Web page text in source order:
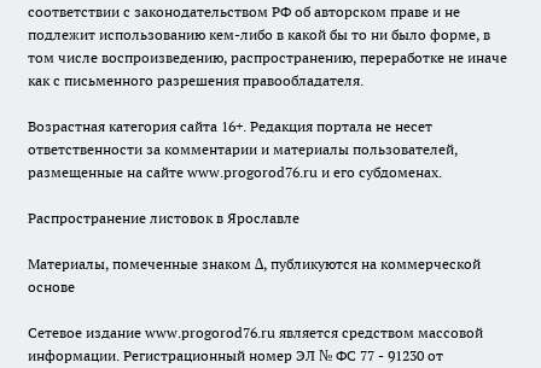
соответствии с законодательством РФ об авторском праве и не
подлежит использованию кем-либо в какой бы то ни было форме, в
том числе воспроизведению, распространению, переработке не иначе
как с письменного разрешения правообладателя.
Возрастная категория сайта 16+. Редакция портала не несет
ответственности за комментарии и материалы пользователей,
размещенные на сайте www.progorod76.ru и его субдоменах.
Распространение листовок в Ярославле
Материалы, помеченные знаком ∆, публикуются на коммерческой
основе
Сетевое издание www.progorod76.ru является средством массовой
информации. Регистрационный номер ЭЛ № ФС 77 - 91230 от